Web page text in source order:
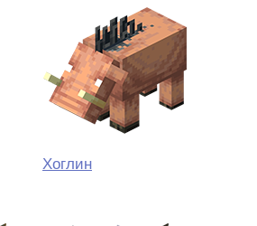
Хоглин